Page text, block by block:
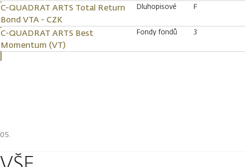
C-QUADRAT ARTS Total Return
Bond VTA - CZK
Dluhopisové F
C-QUADRAT ARTS Best
Momentum (VT)
Fondy fondů 3